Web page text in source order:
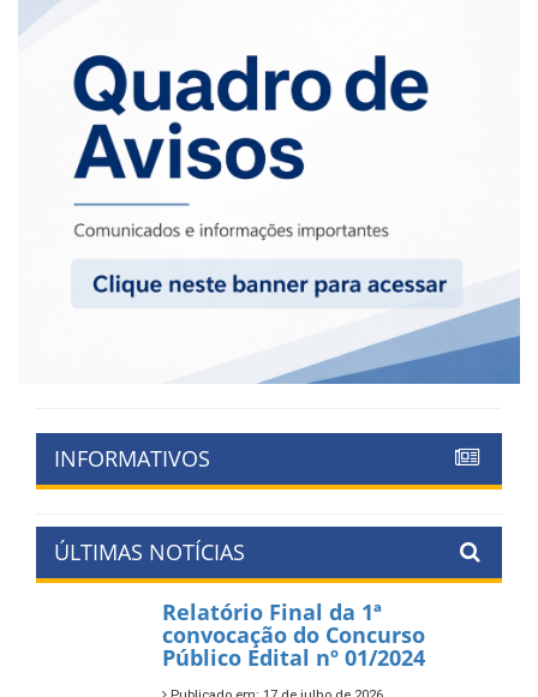
INFORMATIVOS
ÚLTIMAS NOTÍCIAS
Relatório Final da 1ª
convocação do Concurso
Público Edital nº 01/2024